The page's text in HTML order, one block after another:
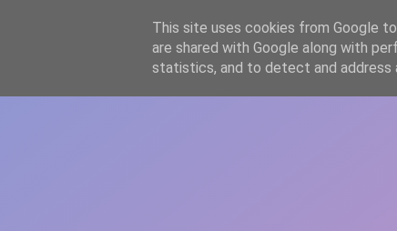
WWW.GAZISTI.RO
This site uses cookies from Google
are shared with Google along with
statistics, and to detect and address